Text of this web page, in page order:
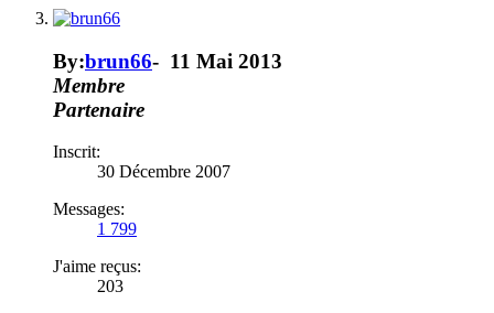
By:brun66- 11 Mai 2013
Membre
Partenaire
Inscrit:
30 Décembre 2007
Messages:
1 799
J'aime reçus:
203